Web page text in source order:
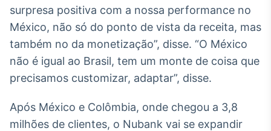
surpresa positiva com a nossa performance no
México, não só do ponto de vista da receita, mas
também no da monetização”, disse. “O México
não é igual ao Brasil, tem um monte de coisa que
precisamos customizar, adaptar”, disse.
Após México e Colômbia, onde chegou a 3,8
milhões de clientes, o Nubank vai se expandir